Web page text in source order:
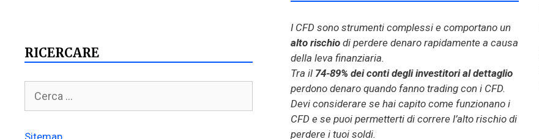
RICERCARE
I CFD sono strumenti complessi e comportano un
alto rischiodi perdere denaro rapidamente a causa
della leva finanziaria.
Tra il 74-89% dei conti degli investitori al dettaglio
perdono denaro quando fanno trading con i CFD.
Devi considerare se hai capito come funzionano i
CFD e se puoi permetterti di correre l’alto rischio di
perdere i tuoi soldi.